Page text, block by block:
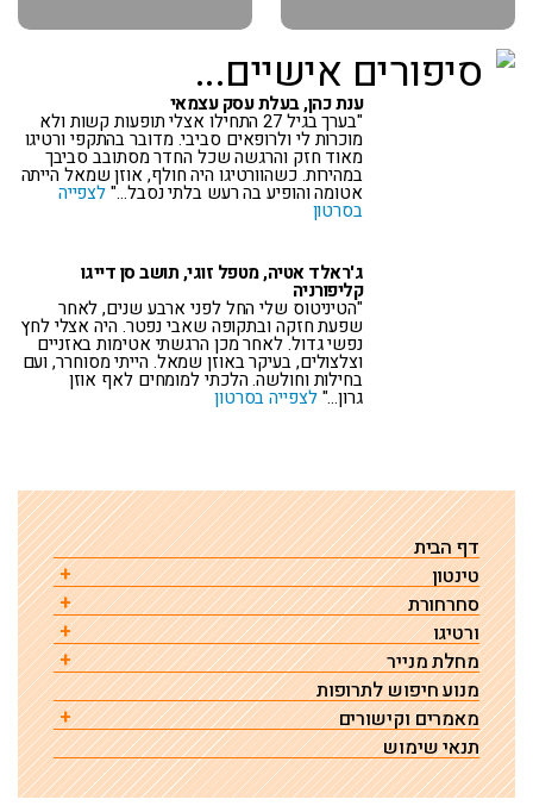
סיפורים אישיים...
ענת כהן, בעלת עסק עצמאי
"בערך בגיל 27 התחילו אצלי תופעות קשות ולא
מוכרות לי ולרופאים סביבי. מדובר בהתקפי ורטיגו
מאוד חזק והרגשה שכל החדר מסתובב סביבך
במהירות. כשהוורטיגו היה חולף, אוזן שמאל הייתה
אטומה והופיע בה רעש בלתי נסבל…"לצפייה
בסרטון
ג'ראלד אטיה, מטפל זוגי, תושב סן דייגו
קליפורניה
"הטיניטוס שלי החל לפני ארבע שנים, לאחר
שפעת חזקה ובתקופה שאבי נפטר. היה אצלי לחץ
נפשי גדול. לאחר מכן הרגשתי אטימות באזניים
וצלצולים, בעיקר באוזן שמאל. הייתי מסוחרר, ועם
בחילות וחולשה. הלכתי למומחים לאף אוזן
גרון…"לצפייה בסרטון
דף הבית
טינטון
הגורם לטינטון – מחקר
רגישות לרעש (היפראקוזיס)
טינטון – שאלות ותשובות
רשימת גורמים לטיניטוס
טיניטוס שנגרם מתרופות
טינטון פולסטילי
כולסטאטומה
סחרחורת
סחרחורת גורמים טיפול ואבחון
תרופות שגורמות לסחרחורת ורטיגו או דיזינס
התקף סחרחורת פתאומית
סחרחורת הקשורה לחרדה ולחץ נפשי
ורטיגו
ורטיגו תנוחתי שפיר
טיפול בוורטיגו תנוחתי שפיר ע"י תמרון להחזרת קריסטלים
שהשתחררו
טיפול לסחרחורת (ורטיגו פרוקסיזמלי פריפרי) כשתמרון להחזרת
קריסטלים לא עזר
אוטוסקלרוזיס
מחלת מנייר
מחלת מנייר – גורמים, אבחון וטיפול
מחלת מנייר והרגשת מליאות או אטימות באוזן
מנוע חיפוש לתרופות
מאמרים וקישורים
כדורי הרגעה ללא מרשם / טבעיים
תנאי שימוש